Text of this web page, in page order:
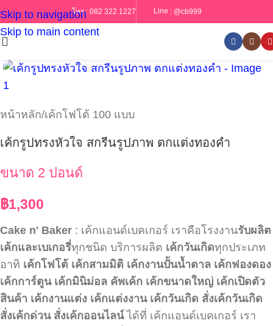
Skip to navigation
Skip to main content
โทร : 082 322 1227 Line : @cb999
หน้าหลัก/เค้กโฟโต้ 100 แบบ
เค้กรูปทรงหัวใจ สกรีนรูปภาพ ตกแต่งทองคำ
ขนาด 2 ปอนด์
฿1,300
Cake n' Baker : เค้กแอนด์เบคเกอร์ เราคือโรงงานรับผลิต
เค้กและเบเกอรี่ทุกชนิด บริการผลิต เค้กวันเกิดทุกประเภท
อาทิ เค้กโฟโต้ เค้กสามมิติ เค้กงานปั้นน้ำตาล เค้กฟองดอง
เค้กการ์ตูน เค้กมินิม่อล คัพเค้ก เค้กขนาดใหญ่ เค้กเปิดตัว
สินค้า เค้กงานแต่ง เค้กแต่งงาน เค้กวันเกิด สั่งเค้กวันเกิด
สั่งเค้กด่วน สั่งเค้กออนไลน์ได้ที่ เค้กแอนด์เบคเกอร์ เรา